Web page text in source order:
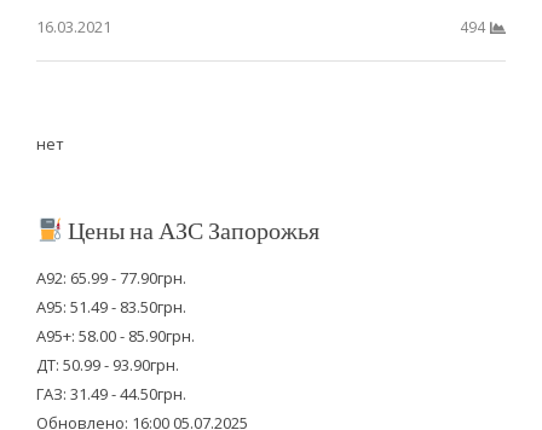
16.03.2021
494
нет
Цены на АЗС Запорожья
А92: 65.99 - 77.90грн.
А95: 51.49 - 83.50грн.
А95+: 58.00 - 85.90грн.
ДТ: 50.99 - 93.90грн.
ГАЗ: 31.49 - 44.50грн.
Обновлено: 16:00 05.07.2025